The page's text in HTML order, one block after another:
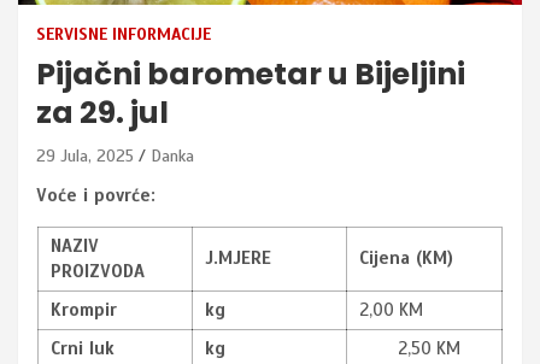
SERVISNE INFORMACIJE
Pijačni barometar u Bijeljini
za 29. jul
29 Jula, 2025 Danka
Voće i povrće:
NAZIV
PROIZVODA
J.MJERE Cijena (KM)
Krompir kg
2,00 KM
Crni luk
kg
2,50 KM